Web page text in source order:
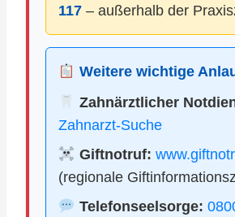
117 – außerhalb der
Weitere wichtige
Zahnärztlicher
Zahnarzt-Suche
Giftnotruf:
(regionale
Telefonseelsorge: